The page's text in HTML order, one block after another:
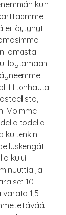
kuin
ei löytynyt.
lomasta.
löytämään
Hitonhauta.
Voimme
todella
kuitenkin
kului
ja
10
1,5